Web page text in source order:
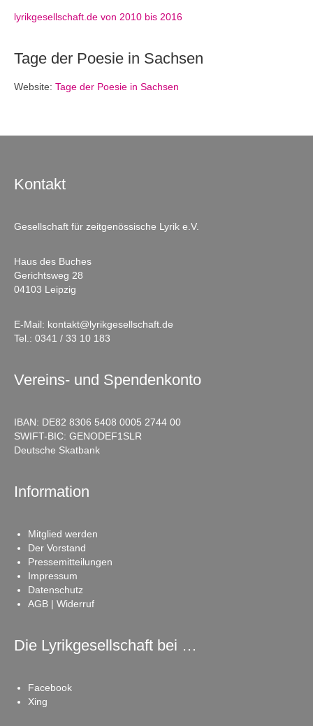
lyrikgesellschaft.de von 2010 bis 2016
Tage der Poesie in Sachsen
Website: Tage der Poesie in Sachsen
Kontakt
Gesellschaft für zeitgenössische Lyrik e.V.
Haus des Buches
Gerichtsweg 28
04103 Leipzig
E-Mail: kontakt@lyrikgesellschaft.de
Tel.: 0341 / 33 10 183
Vereins- und Spendenkonto
IBAN: DE82 8306 5408 0005 2744 00
SWIFT-BIC: GENODEF1SLR
Deutsche Skatbank
Information
Mitglied werden
Der Vorstand
Pressemitteilungen
Impressum
Datenschutz
AGB | Widerruf
Die Lyrikgesellschaft bei …
Facebook
Xing